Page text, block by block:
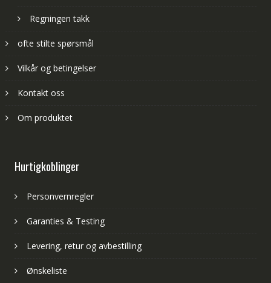
Regningen takk
ofte stilte spørsmål
Vilkår og betingelser
Kontakt oss
Om produktet
Hurtigkoblinger
Personvernregler
Garanties & Testing
Levering, retur og avbestilling
Ønskeliste